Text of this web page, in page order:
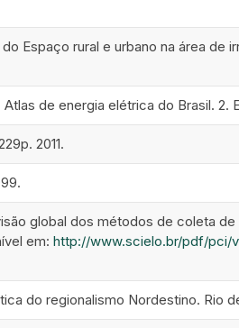
Espaço rural e urbano na área de
Atlas de energia elétrica do Brasil. 2.
2011.
global dos métodos de coleta
em: http://www.scielo.br/pdf/pci/
do regionalismo Nordestino. Rio